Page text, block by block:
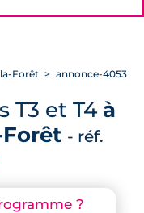
?
Forêt annonce-4053
T3 et T4 à
- réf.